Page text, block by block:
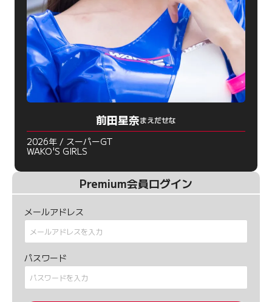
前田星奈まえだせな
2026年 / スーパーGT
WAKO'S GIRLS
Premium会員ログイン
メールアドレス
パスワード